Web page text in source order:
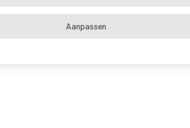
Aanpassen
Algemene voorwaarden